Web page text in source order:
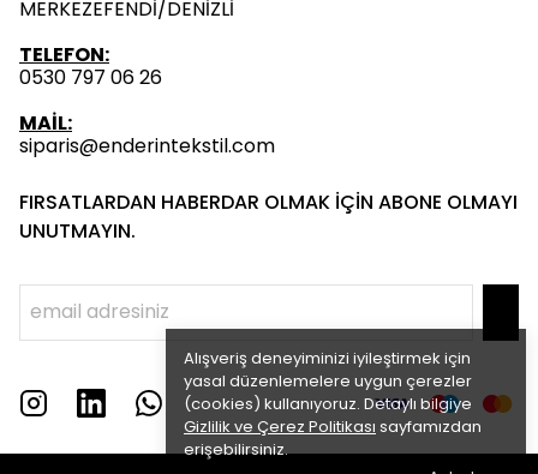
Alışveriş deneyiminizi iyileştirmek için
yasal düzenlemelere uygun çerezler
(cookies) kullanıyoruz. Detaylı bilgiye
Gizlilik ve Çerez Politikası sayfamızdan
erişebilirsiniz.
MERKEZEFENDİ/DENİZLİ
TELEFON:
0530 797 06 26
MAİL:
siparis@enderintekstil.com
FIRSATLARDAN HABERDAR OLMAK İÇİN ABONE OLMAYI
UNUTMAYIN.